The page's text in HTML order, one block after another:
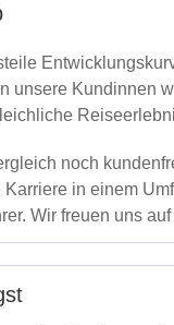
unsere Kundinnen
noch
in einem
Wir freuen uns